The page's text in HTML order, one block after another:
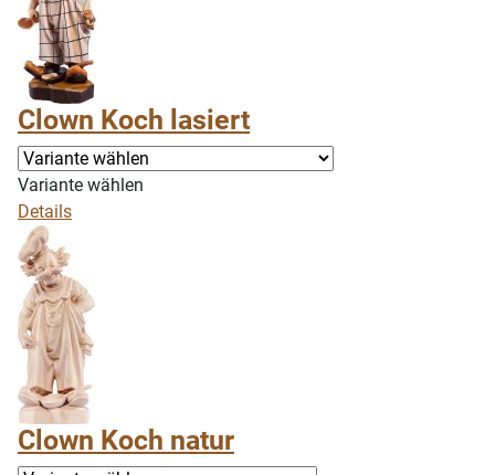
Clown Koch lasiert
Variante wählen
Details
Clown Koch natur